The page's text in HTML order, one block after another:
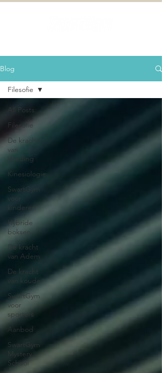
Blog
All Posts
Filesofie
De kracht
van
Voeding
Kinesiologie
SwartGym
voor
kinderen
Hybride
boksen
De kracht
van Adem
De kracht
van koude
SwartGym
voor
sporters
Aanbod
SwartGym
Mystery
School
Filesofie